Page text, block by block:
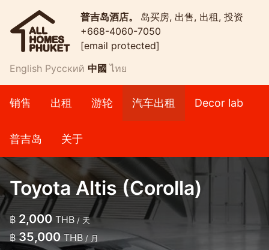
普吉岛酒店。 岛买房, 出售, 出租, 投资
+668-4060-7050
[email protected]
English Русский 中國 ไทย
销售 出租 游轮 汽车出租 Decor lab
普吉岛 关于
Toyota Altis (Corolla)
฿ 2,000 THB / 天
฿ 35,000THB / 月